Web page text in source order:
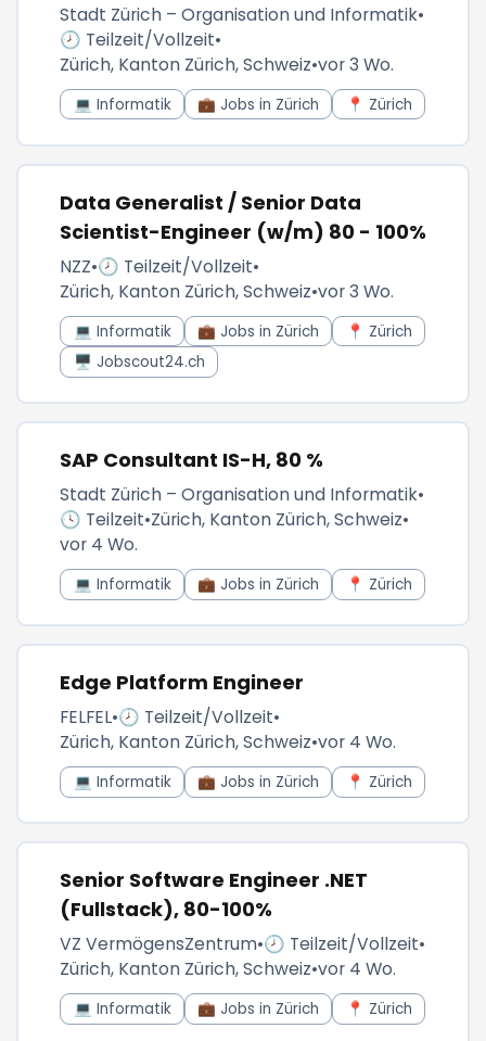
Stadt Zürich – Organisation und Informatik•
🕗 Teilzeit/Vollzeit•
Zürich, Kanton Zürich, Schweiz•vor 3 Wo.
💻 Informatik 💼 Jobs in Zürich 📍 Zürich
Data Generalist / Senior Data
Scientist-Engineer (w/m) 80 - 100%
NZZ•🕗 Teilzeit/Vollzeit•
Zürich, Kanton Zürich, Schweiz•vor 3 Wo.
💻 Informatik 💼 Jobs in Zürich
📍 Zürich
🖥️ Jobscout24.ch
SAP Consultant IS-H, 80 %
Stadt Zürich – Organisation und Informatik•
🕓 Teilzeit•Zürich, Kanton Zürich, Schweiz•
vor 4 Wo.
💻 Informatik 💼 Jobs in Zürich 📍 Zürich
Edge Platform Engineer
FELFEL•🕗 Teilzeit/Vollzeit•
Zürich, Kanton Zürich, Schweiz•vor 4 Wo.
💻 Informatik 💼 Jobs in Zürich 📍 Zürich
Senior Software Engineer .NET
(Fullstack), 80-100%
VZ VermögensZentrum•🕗 Teilzeit/Vollzeit•
Zürich, Kanton Zürich, Schweiz•vor 4 Wo.
💻 Informatik 💼 Jobs in Zürich 📍 Zürich